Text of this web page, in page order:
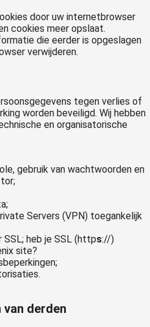
door uw internetbrowser
cookies meer opslaat.
die eerder is opgeslagen
verwijderen.
tegen verlies of
worden beveiligd. Wij hebben
en organisatorische
gebruik van wachtwoorden en
Servers (VPN) toegankelijk
SSL;heb je SSL (https://)
site?
derden